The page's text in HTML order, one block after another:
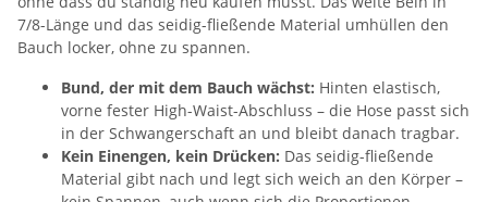
7/8-Länge und das seidig-fließende Material umhüllen den
Bauch locker, ohne zu spannen.
Bund, der mit dem Bauch wächst: Hinten elastisch,
vorne fester High-Waist-Abschluss – die Hose passt sich
in der Schwangerschaft an und bleibt danach tragbar.
Kein Einengen, kein Drücken: Das seidig-fließende
Material gibt nach und legt sich weich an den Körper –